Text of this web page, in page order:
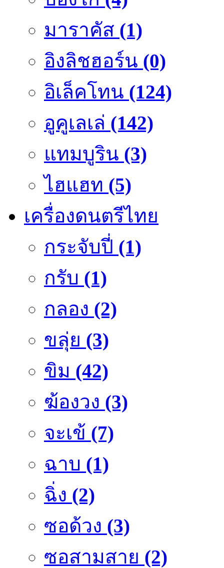
มาราคัส (1)
อิงลิชฮอร์น (0)
อิเล็คโทน (124)
อูคูเลเล่ (142)
แทมบูริน (3)
ไฮแฮท (5)
เครื่องดนตรีไทย
กระจับปี่ (1)
กรับ (1)
กลอง (2)
ขลุ่ย (3)
ขิม (42)
ฆ้องวง (3)
จะเข้ (7)
ฉาบ (1)
ฉิ่ง (2)
ซอด้วง (3)
ซอสามสาย (2)